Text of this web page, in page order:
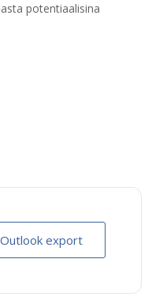
potentiaalisina
export